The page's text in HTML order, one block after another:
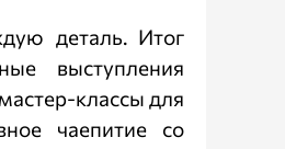
деталь. Итог
выступления
классы для
чаепитие со